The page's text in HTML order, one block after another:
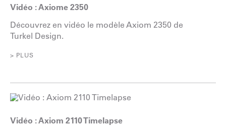
Vidéo : Axiome 2350
Découvrez en vidéo le modèle Axiom 2350 de
Turkel Design.
> PLUS
Vidéo : Axiom 2110 Timelapse